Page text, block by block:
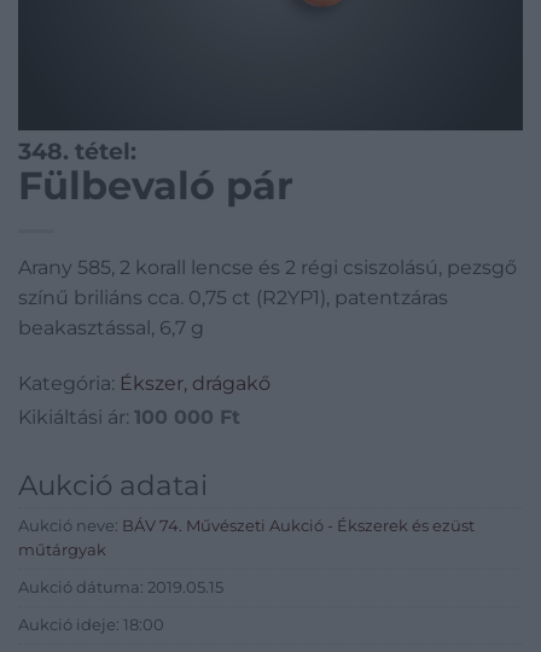
348. tétel:
Fülbevaló pár
Arany 585, 2 korall lencse és 2 régi csiszolású, pezsgő
színű briliáns cca. 0,75 ct (R2YP1), patentzáras
beakasztással, 6,7 g
Kategória: Ékszer, drágakő
Kikiáltási ár: 100 000 Ft
Aukció adatai
Aukció neve: BÁV 74. Művészeti Aukció - Ékszerek és ezüst
műtárgyak
Aukció dátuma: 2019.05.15
Aukció ideje: 18:00